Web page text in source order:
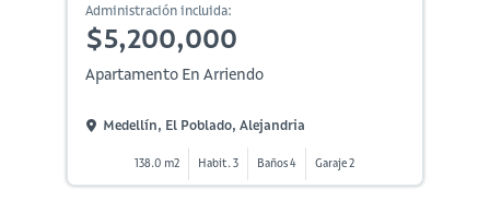
Administración incluida:
$5,200,000
Apartamento En Arriendo
Medellín, El Poblado, Alejandria
138.0 m2 Habit. 3 Baños 4 Garaje 2